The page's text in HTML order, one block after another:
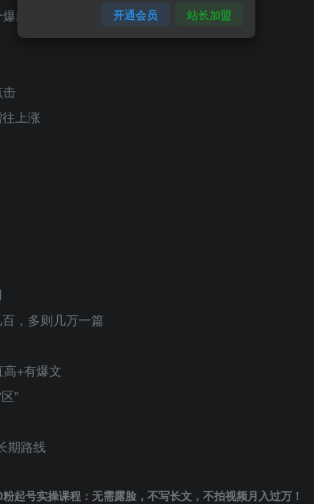
款主题）
上涨
，多则几万一篇
+有爆文
”
期路线
起号实操课程：无需露脸，不写长文，不拍视频月入过万！
开通会员 站长加盟